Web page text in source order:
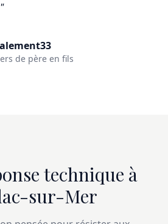
de père en fils
technique à
sur-Mer